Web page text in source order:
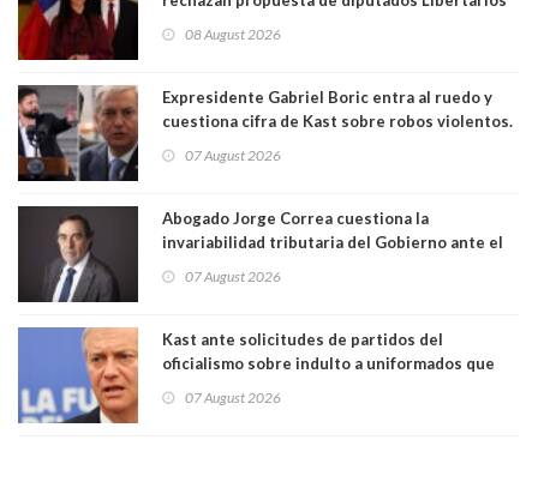
"Constituye un camino equivocado"
08 August 2026
Expresidente Gabriel Boric entra al ruedo y
cuestiona cifra de Kast sobre robos violentos.
07 August 2026
Abogado Jorge Correa cuestiona la
invariabilidad tributaria del Gobierno ante el
democracia” y "defendemos la alternancia en el
07 August 2026
Kast ante solicitudes de partidos del
oficialismo sobre indulto a uniformados que
07 August 2026